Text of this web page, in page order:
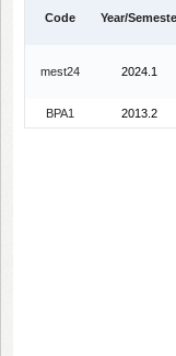
Code Year/
mest24 2024.1
BPA1 2013.2